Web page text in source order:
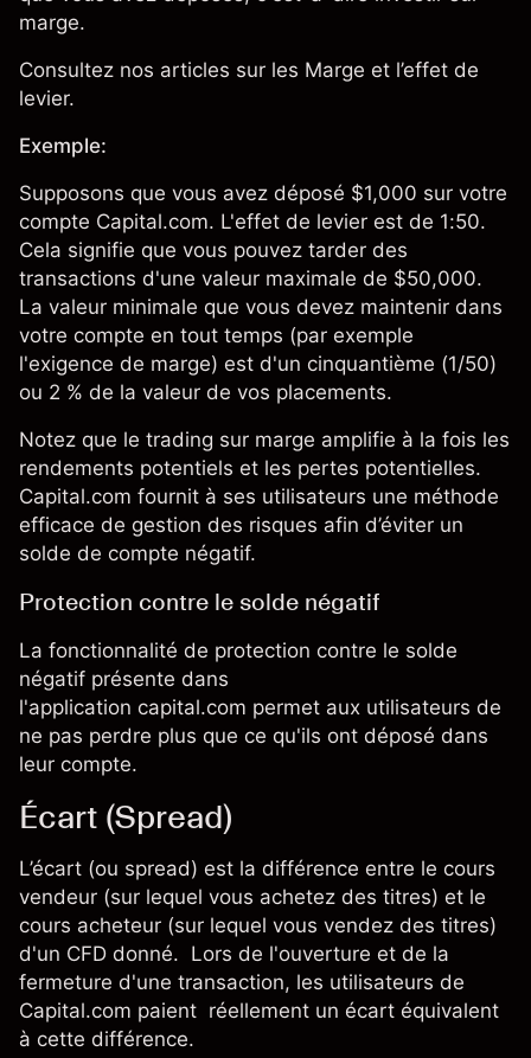
marge.
Consultez nos articles sur les Marge et l’effet de
levier.
Exemple:
Supposons que vous avez déposé $1,000 sur votre
compte Capital.com. L'effet de levier est de 1:50.
Cela signifie que vous pouvez tarder des
transactions d'une valeur maximale de $50,000.
La valeur minimale que vous devez maintenir dans
votre compte en tout temps (par exemple
l'exigence de marge) est d'un cinquantième (1/50)
ou 2 % de la valeur de vos placements.
Notez que le trading sur marge amplifie à la fois les
rendements potentiels et les pertes potentielles.
Capital.com fournit à ses utilisateurs une méthode
efficace de gestion des risques afin d’éviter un
solde de compte négatif.
Protection contre le solde négatif
La fonctionnalité de protection contre le solde
négatif présente dans
l'application capital.com permet aux utilisateurs de
ne pas perdre plus que ce qu'ils ont déposé dans
leur compte.
Écart (Spread)
L’écart (ou spread) est la différence entre le cours
vendeur (sur lequel vous achetez des titres) et le
cours acheteur (sur lequel vous vendez des titres)
d'un CFD donné. Lors de l'ouverture et de la
fermeture d'une transaction, les utilisateurs de
Capital.com paient réellement un écart équivalent
à cette différence.